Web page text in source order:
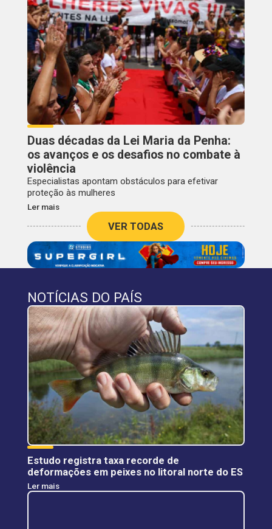
Duas décadas da Lei Maria da Penha:
os avanços e os desafios no combate à
violência
Especialistas apontam obstáculos para efetivar
proteção às mulheres
Ler mais
VER TODAS
NOTÍCIAS DO PAÍS
Estudo registra taxa recorde de
deformações em peixes no litoral norte do ES
Ler mais